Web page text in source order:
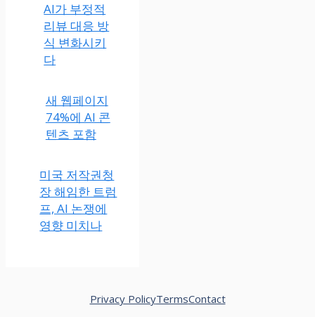
AI가 부정적
리뷰 대응 방
식 변화시키
다
새 웹페이지
74%에 AI 콘
텐츠 포함
미국 저작권청
장 해임한 트럼
프, AI 논쟁에
영향 미치나
Privacy PolicyTermsContact